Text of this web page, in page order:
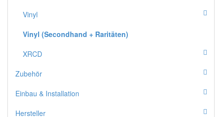
Vinyl
Vinyl (Secondhand + Raritäten)
XRCD
Zubehör
Einbau & Installation
Hersteller